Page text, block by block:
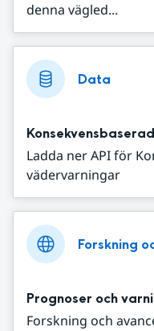
denna vägled...
Data
Ladda ner API för
vädervarningar
Forskning
Prognoser och
Forskning och